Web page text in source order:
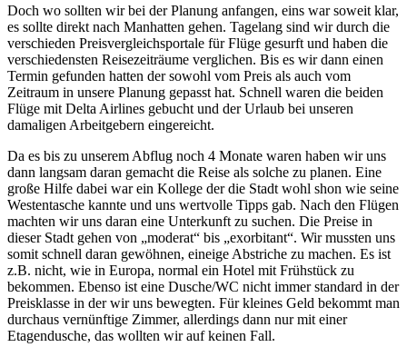
Doch wo sollten wir bei der Planung anfangen, eins war soweit klar,
es sollte direkt nach Manhatten gehen. Tagelang sind wir durch die
verschieden Preisvergleichsportale für Flüge gesurft und haben die
verschiedensten Reisezeiträume verglichen. Bis es wir dann einen
Termin gefunden hatten der sowohl vom Preis als auch vom
Zeitraum in unsere Planung gepasst hat. Schnell waren die beiden
Flüge mit Delta Airlines gebucht und der Urlaub bei unseren
damaligen Arbeitgebern eingereicht.
Da es bis zu unserem Abflug noch 4 Monate waren haben wir uns
dann langsam daran gemacht die Reise als solche zu planen. Eine
große Hilfe dabei war ein Kollege der die Stadt wohl shon wie seine
Westentasche kannte und uns wertvolle Tipps gab. Nach den Flügen
machten wir uns daran eine Unterkunft zu suchen. Die Preise in
dieser Stadt gehen von „moderat“ bis „exorbitant“. Wir mussten uns
somit schnell daran gewöhnen, eineige Abstriche zu machen. Es ist
z.B. nicht, wie in Europa, normal ein Hotel mit Frühstück zu
bekommen. Ebenso ist eine Dusche/WC nicht immer standard in der
Preisklasse in der wir uns bewegten. Für kleines Geld bekommt man
durchaus vernünftige Zimmer, allerdings dann nur mit einer
Etagendusche, das wollten wir auf keinen Fall.